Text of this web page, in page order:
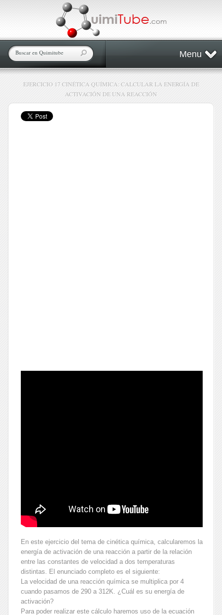
Menu
EJERCICIO 17 CINÉTICA QUÍMICA: CALCULAR LA ENERGÍA DE
ACTIVACIÓN DE UNA REACCIÓN
En este ejercicio del tema de cinética química, calcularemos la
energía de activación de una reacción a partir de la relación
entre las constantes de velocidad a dos temperaturas
distintas. El enunciado completo es el siguiente:
La velocidad de una reacción química se multiplica por 4
cuando pasamos de 290 a 312K. ¿Cuál es su energía de
activación?
Para poder realizar este cálculo haremos uso de la ecuación